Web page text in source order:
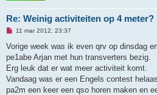
Re: Weinig activiteiten op 4 meter?
O
g
l
e
z
e
n
11 mar 2012, 23:37
Vorige week was ik even qrv op dinsdag
pe1abe Arjan met hun transverters bezig.
Erg leuk dat er wat meer activiteit komt.
Vandaag was er een Engels contest
pa2m een keer een qso horen maken en